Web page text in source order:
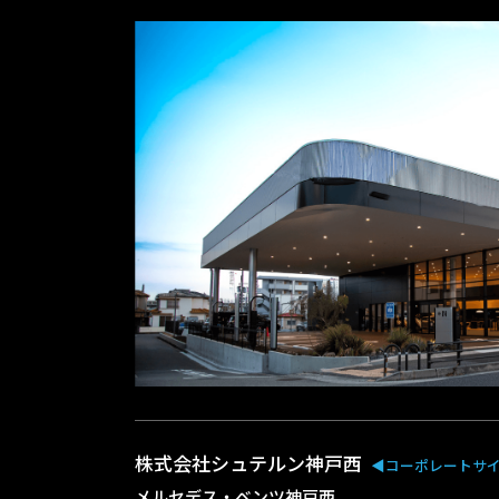
株式会社シュテルン神戸西 ◀︎コーポレートサ